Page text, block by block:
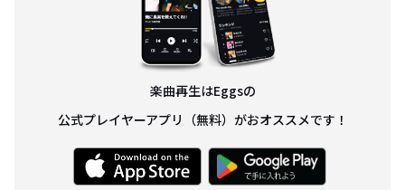
楽曲再生はEggsの
公式プレイヤーアプリ（無料）がおオススメです！